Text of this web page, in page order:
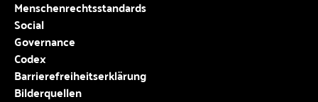
Menschenrechtsstandards
Social
Governance
Codex
Barrierefreiheitserklärung
Bilderquellen